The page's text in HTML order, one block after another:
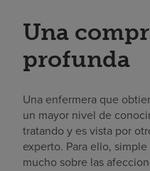
Una
profunda
Una enfermera que
un mayor nivel de
tratando y es vista por
experto. Para ello,
mucho sobre las